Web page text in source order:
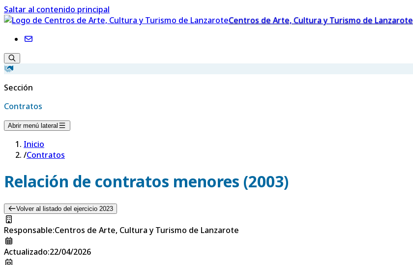
Saltar al contenido principal
Centros de Arte, Cultura y Turismo de Lanzarote
Sección
Contratos
Abrir menú lateral
Inicio
/Contratos
Relación de contratos menores (2003)
Volver al listado del ejercicio 2023
Responsable:Centros de Arte, Cultura y Turismo de Lanzarote
Actualizado:22/04/2026